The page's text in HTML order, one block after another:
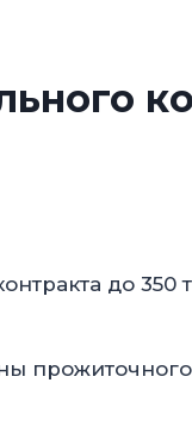
до 350